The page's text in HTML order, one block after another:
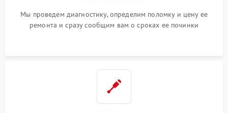
Мы проведем диагностику, определим поломку и цену ее
ремонта и сразу сообщим вам о сроках ее починки